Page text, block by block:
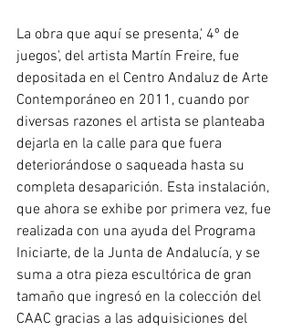
La obra que aquí se presenta,' 4º de
juegos', del artista Martín Freire, fue
depositada en el Centro Andaluz de Arte
Contemporáneo en 2011, cuando por
diversas razones el artista se planteaba
dejarla en la calle para que fuera
deteriorándose o saqueada hasta su
completa desaparición. Esta instalación,
que ahora se exhibe por primera vez, fue
realizada con una ayuda del Programa
Iniciarte, de la Junta de Andalucía, y se
suma a otra pieza escultórica de gran
tamaño que ingresó en la colección del
CAAC gracias a las adquisiciones del